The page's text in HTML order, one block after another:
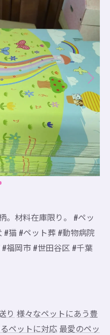
。材料在庫限り。 #ペッ
#猫 #ペット葬 #動物病院
福岡市 #世田谷区 #千葉
り 様々なペットにあう豊
ペットに対応 最愛のペッ